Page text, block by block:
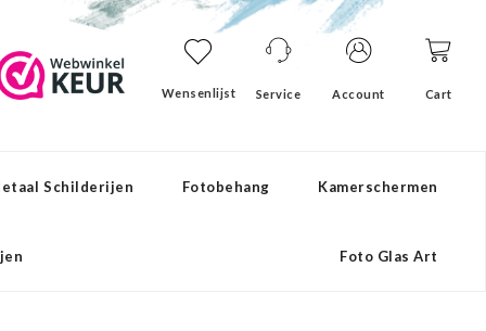
Wensenlijst Service Account Cart
Schilderijen Fotobehang Kamerschermen
Foto Glas Art